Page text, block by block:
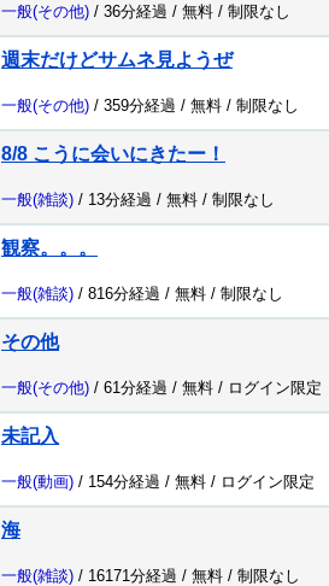
一般(その他) / 36分経過 / 無料 / 制限なし
週末だけどサムネ見ようぜ
一般(その他) / 359分経過 / 無料 / 制限なし
8/8 こうに会いにきたー！
一般(雑談) / 13分経過 / 無料 / 制限なし
観察。。。
一般(雑談) / 816分経過 / 無料 / 制限なし
その他
一般(その他) / 61分経過 / 無料 / ログイン限定
未記入
一般(動画) / 154分経過 / 無料 / ログイン限定
海
一般(雑談) / 16171分経過 / 無料 / 制限なし